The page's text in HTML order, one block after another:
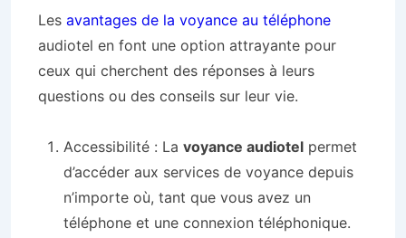
Les avantages de la voyance au téléphone
audiotel en font une option attrayante pour
ceux qui cherchent des réponses à leurs
questions ou des conseils sur leur vie.
Accessibilité : La voyance audiotel permet
d’accéder aux services de voyance depuis
n’importe où, tant que vous avez un
téléphone et une connexion téléphonique.